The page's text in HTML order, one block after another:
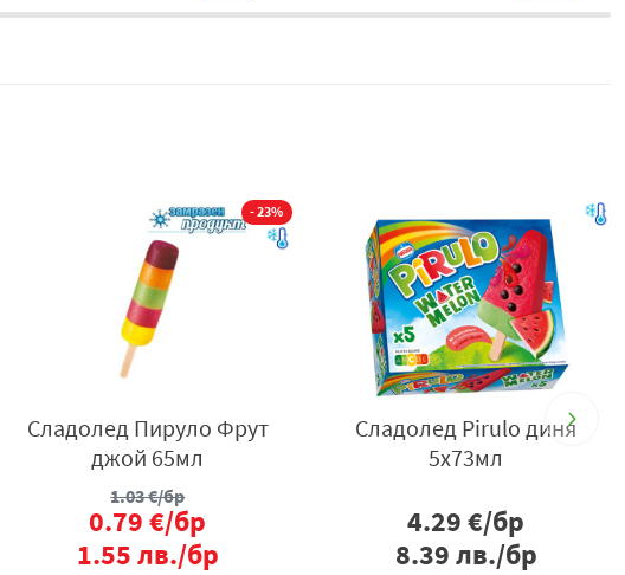
- 23%
Сладолед Пируло Фрут
джой 65мл
1.03€/бр
0.79€/бр
1.55лв./бр
Сладолед Pirulo диня
5x73мл
4.29€/бр
8.39лв./бр